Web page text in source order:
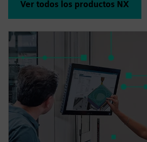
Ver todos los productos NX